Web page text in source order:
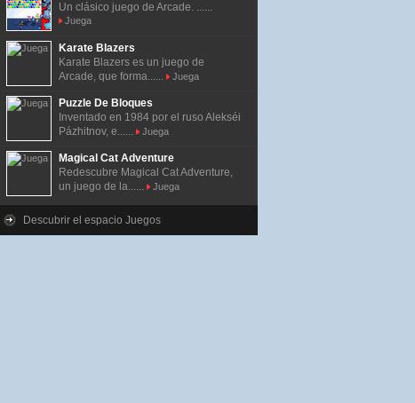
Un clásico juego de Arcade. ......
Juega
Karate Blazers
Karate Blazers es un juego de
Arcade, que forma......
Juega
Puzzle De Bloques
Inventado en 1984 por el ruso Alekséi
Pázhitnov, e......
Juega
Magical Cat Adventure
Redescubre Magical Cat Adventure,
un juego de la......
Juega
Descubrir el espacio Juegos